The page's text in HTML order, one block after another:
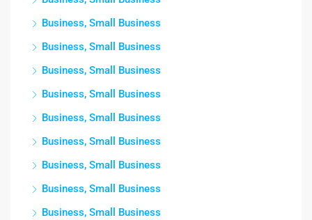
Business, Small Business
Business, Small Business
Business, Small Business
Business, Small Business
Business, Small Business
Business, Small Business
Business, Small Business
Business, Small Business
Business, Small Business